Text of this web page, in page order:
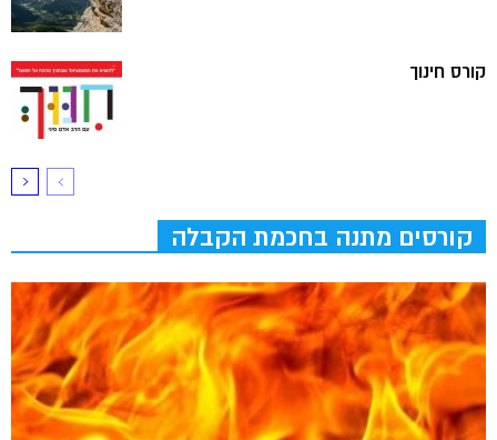
קורס חינוך
קורסים מתנה בחכמת הקבלה